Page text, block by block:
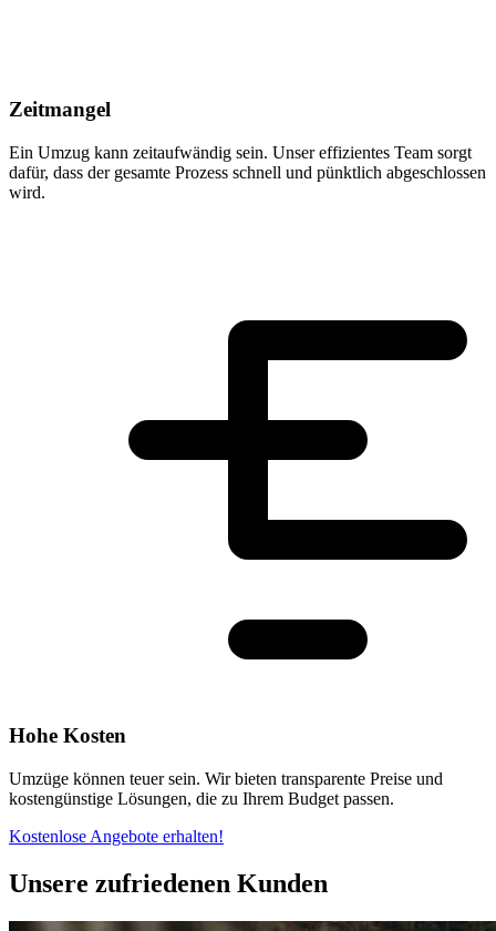
Zeitmangel
Ein Umzug kann zeitaufwändig sein. Unser effizientes Team sorgt
dafür, dass der gesamte Prozess schnell und pünktlich abgeschlossen
wird.
Hohe Kosten
Umzüge können teuer sein. Wir bieten transparente Preise und
kostengünstige Lösungen, die zu Ihrem Budget passen.
Kostenlose Angebote erhalten!
Unsere zufriedenen Kunden